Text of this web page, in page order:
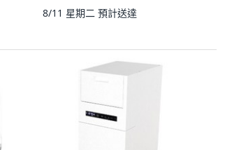
8/11 星期二 預計送達